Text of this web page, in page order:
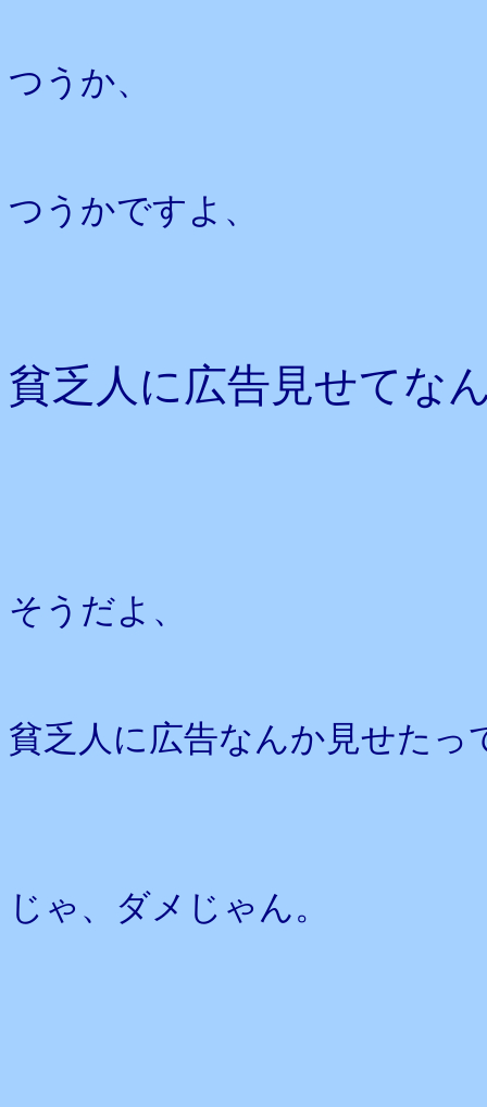
つうか、
つうかですよ、
貧乏人に広告見せてな
そうだよ、
貧乏人に広告なんか見せたっ
じゃ、ダメじゃん。